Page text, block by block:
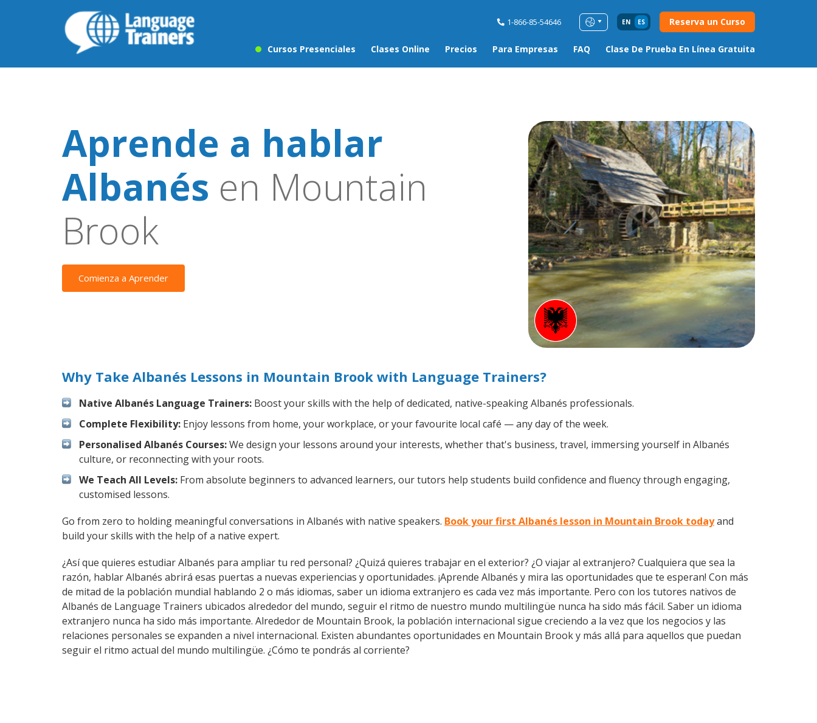
1-866-85-54646 EN ES Reserva un Curso
Cursos Presenciales Clases Online Precios Para Empresas FAQ Clase De Prueba En Línea Gratuita
Aprende a hablar
Albanés en Mountain
Brook
Comienza a Aprender
Why Take Albanés Lessons in Mountain Brook with Language Trainers?
Native Albanés Language Trainers: Boost your skills with the help of dedicated, native-speaking Albanés professionals.
Complete Flexibility: Enjoy lessons from home, your workplace, or your favourite local café — any day of the week.
Personalised Albanés Courses:We design your lessons around your interests, whether that's business, travel, immersing yourself in Albanés
culture, or reconnecting with your roots.
We Teach All Levels: From absolute beginners to advanced learners, our tutors help students build confidence and fluency through engaging,
customised lessons.
Go from zero to holding meaningful conversations in Albanés with native speakers. Book your first Albanés lesson in Mountain Brook todayand
build your skills with the help of a native expert.
¿Así que quieres estudiar Albanés para ampliar tu red personal? ¿Quizá quieres trabajar en el exterior? ¿O viajar al extranjero? Cualquiera que sea la
razón, hablar Albanés abrirá esas puertas a nuevas experiencias y oportunidades. ¡Aprende Albanés y mira las oportunidades que te esperan! Con más
de mitad de la población mundial hablando 2 o más idiomas, saber un idioma extranjero es cada vez más importante. Pero con los tutores nativos de
Albanés de Language Trainers ubicados alrededor del mundo, seguir el ritmo de nuestro mundo multilingüe nunca ha sido más fácil. Saber un idioma
extranjero nunca ha sido más importante. Alrededor de Mountain Brook, la población internacional sigue creciendo a la vez que los negocios y las
relaciones personales se expanden a nivel internacional. Existen abundantes oportunidades en Mountain Brook y más allá para aquellos que puedan
seguir el ritmo actual del mundo multilingüe. ¿Cómo te pondrás al corriente?